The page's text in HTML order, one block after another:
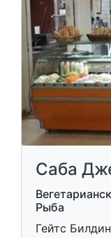
Саба
Рыба
Гейтс